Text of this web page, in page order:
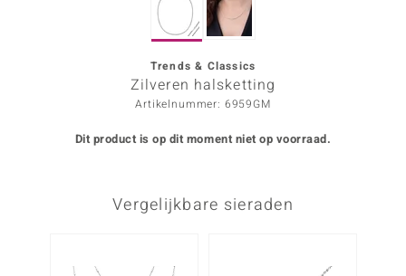
Trends & Classics
Zilveren halsketting
Artikelnummer: 6959GM
Dit product is op dit moment niet op voorraad.
Vergelijkbare sieraden